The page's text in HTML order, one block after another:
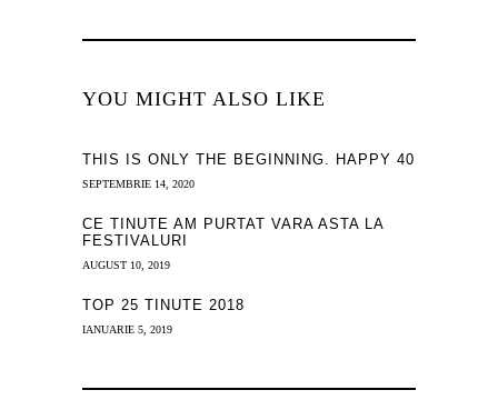
YOU MIGHT ALSO LIKE
THIS IS ONLY THE BEGINNING. HAPPY 40
SEPTEMBRIE 14, 2020
CE TINUTE AM PURTAT VARA ASTA LA
FESTIVALURI
AUGUST 10, 2019
TOP 25 TINUTE 2018
IANUARIE 5, 2019